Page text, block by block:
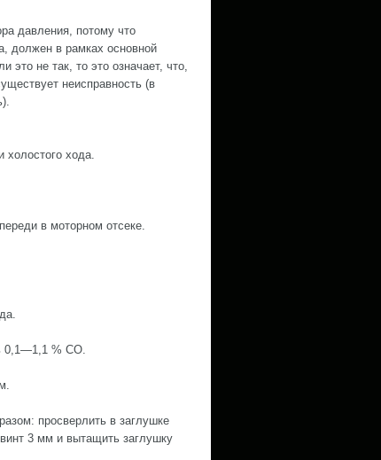
давления, потому что
должен в рамках основной
это не так, то это означает, что,
неисправность (в
холостого хода.
в моторном отсеке.
0,1—1,1 % СО.
просверлить в заглушке
3 мм и вытащить заглушку